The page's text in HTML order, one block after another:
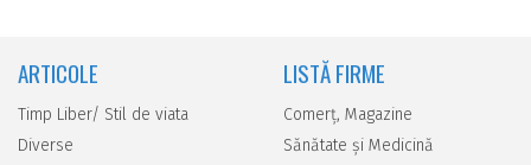
ARTICOLE
Timp Liber/ Stil de viata
Diverse
LISTĂ FIRME
Comerţ, Magazine
Sănătate şi Medicină